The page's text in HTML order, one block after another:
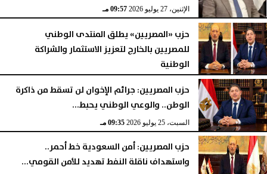
الإثنين، 27 يوليو 2026 09:57 مـ
حزب «المصريين» يطلق المنتدى الوطني
للمصريين بالخارج لتعزيز الاستثمار والشراكة
الوطنية
الأحد، 26 يوليو 2026 08:42 مـ
حزب المصريين: جرائم الإخوان لن تسقط من ذاكرة
الوطن.. والوعي الوطني يحبط...
السبت، 25 يوليو 2026 09:35 مـ
حزب المصريين: أمن السعودية خط أحمر..
واستهداف ناقلة النفط تهديد للأمن القومي...